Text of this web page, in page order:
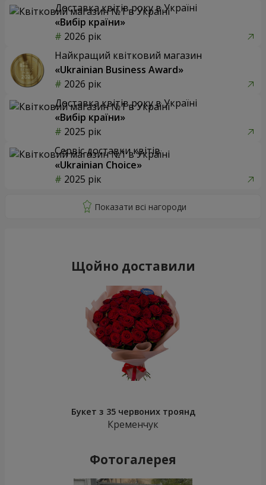
Доставка квітів року в Україні
«Вибір країни»
2026 рік
Найкращий квітковий магазин
«Ukrainian Business Award»
2026 рік
Доставка квітів року в Україні
«Вибір країни»
2025 рік
Сервіс доставки квітів
«Ukrainian Choice»
2025 рік
Щойно доставили
Букет з 35 червоних троянд
Кременчук
Фотогалерея